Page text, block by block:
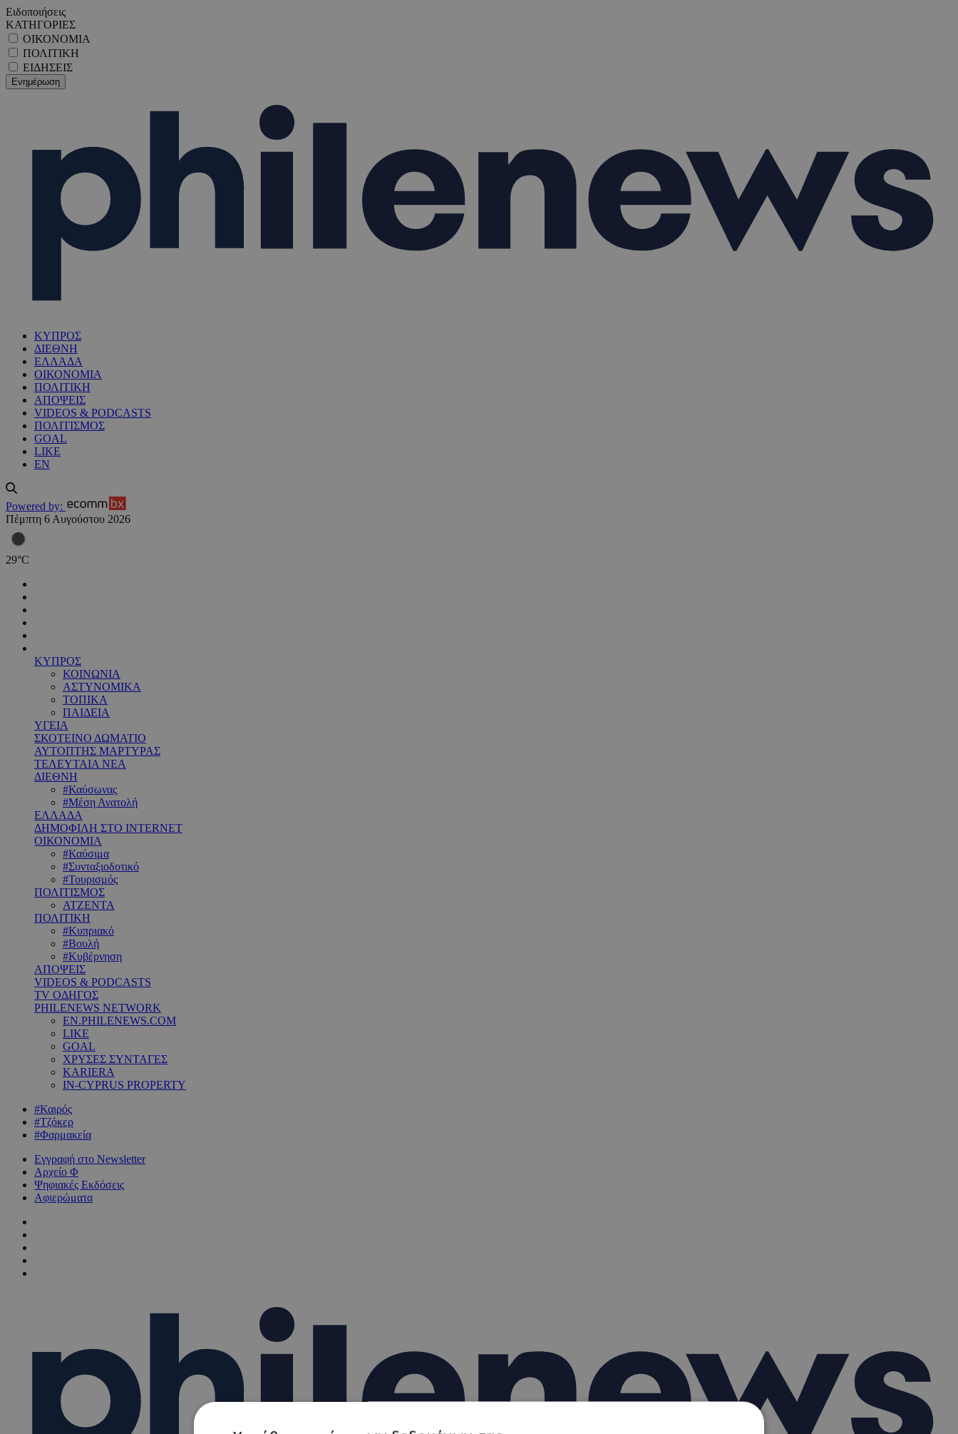
Ειδοποιήσεις
ΚΑΤΗΓΟΡΙΕΣ
ΟΙΚΟΝΟΜΙΑ
ΠΟΛΙΤΙΚΗ
ΕΙΔΗΣΕΙΣ
ΚΥΠΡΟΣ
ΔΙΕΘΝΗ
ΕΛΛΑΔΑ
ΟΙΚΟΝΟΜΙΑ
ΠΟΛΙΤΙΚΗ
ΑΠΟΨΕΙΣ
VIDEOS & PODCASTS
ΠΟΛΙΤΙΣΜΟΣ
GOAL
LIKE
EN
Powered by:
Πέμπτη 6 Αυγούστου 2026
29°C
ΚΥΠΡΟΣ
ΚΟΙΝΩΝΙΑ
ΑΣΤΥΝΟΜΙΚΑ
ΤΟΠΙΚΑ
ΠΑΙΔΕΙΑ
ΥΓΕΙΑ
ΣΚΟΤΕΙΝΟ ΔΩΜΑΤΙΟ
ΑΥΤΟΠΤΗΣ ΜΑΡΤΥΡΑΣ
ΤΕΛΕΥΤΑΙΑ ΝΕΑ
ΔΙΕΘΝΗ
#Καύσωνας
#Μέση Ανατολή
ΕΛΛΑΔΑ
ΔΗΜΟΦΙΛΗ ΣΤΟ INTERNET
ΟΙΚΟΝΟΜΙΑ
#Καύσιμα
#Συνταξιοδοτικό
#Τουρισμός
ΠΟΛΙΤΙΣΜΟΣ
ΑΤΖΕΝΤΑ
ΠΟΛΙΤΙΚΗ
#Κυπριακό
#Βουλή
#Κυβέρνηση
ΑΠΟΨΕΙΣ
VIDEOS & PODCASTS
TV ΟΔΗΓΟΣ
PHILENEWS NETWORK
EN.PHILENEWS.COM
LIKE
GOAL
ΧΡΥΣΕΣ ΣΥΝΤΑΓΕΣ
KARIERA
IN-CYPRUS PROPERTY
#Καιρός
#Τζόκερ
#Φαρμακεία
Εγγραφή στο Newsletter
Αρχείο Φ
Ψηφιακές Εκδόσεις
Αφιερώματα